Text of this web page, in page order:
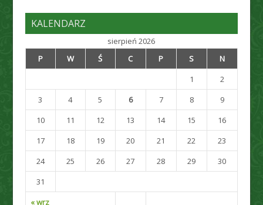
KALENDARZ
sierpień 2026
P
W Ś C P S N
« wrz
1
2
3
4 5 6 7 8
9
10
11 12 13 14 15
16
17
18 19 20 21 22
23
24
25 26 27 28 29
30
31